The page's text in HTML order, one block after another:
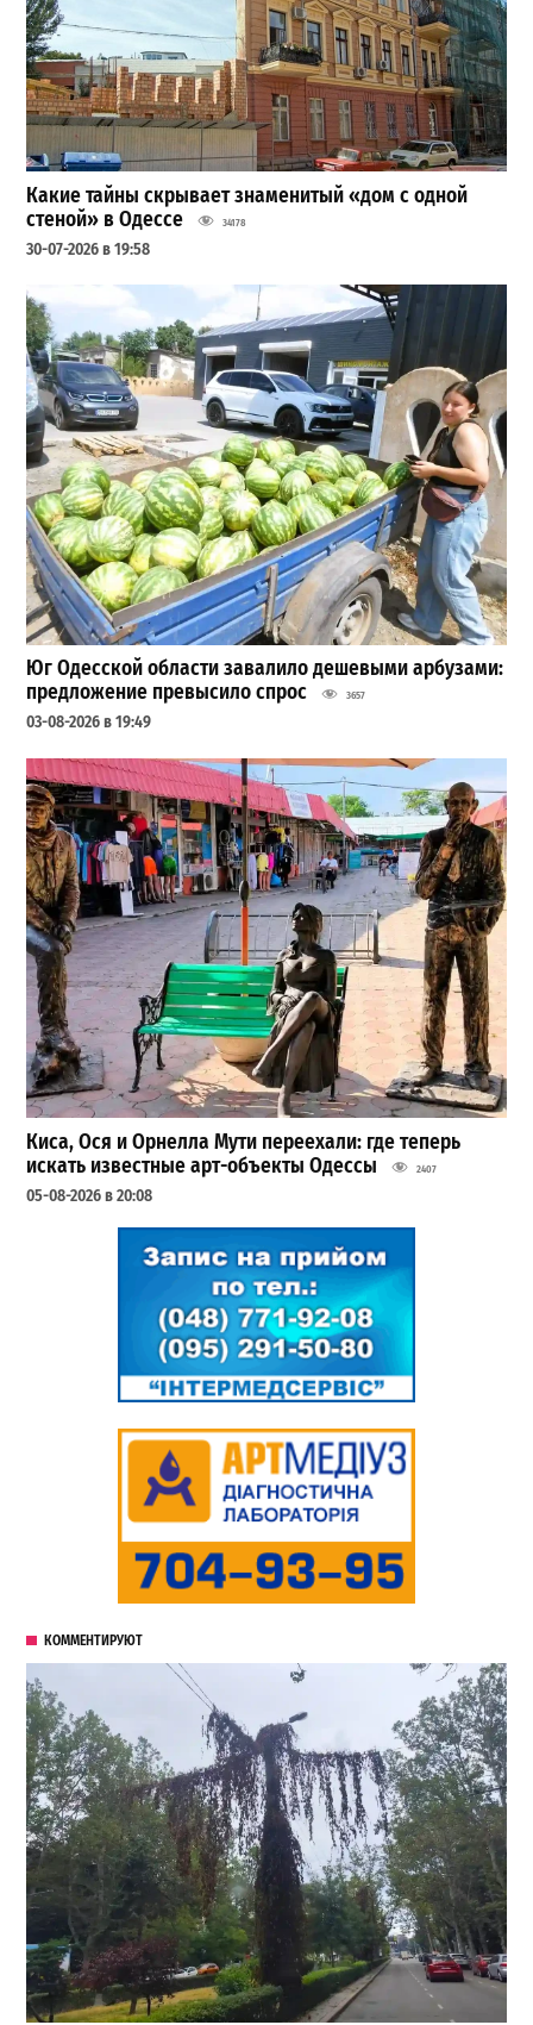
Какие тайны скрывает знаменитый «дом с одной
стеной» в Одессе
34178
30-07-2026 в 19:58
Юг Одесской области завалило дешевыми арбузами:
предложение превысило спрос
3657
03-08-2026 в 19:49
Киса, Ося и Орнелла Мути переехали: где теперь
искать известные арт-объекты Одессы
2407
05-08-2026 в 20:08
КОММЕНТИРУЮТ